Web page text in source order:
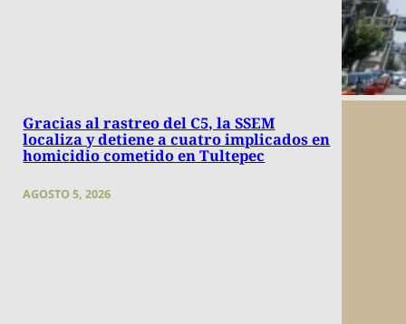
Gracias al rastreo del C5, la SSEM
localiza y detiene a cuatro implicados en
homicidio cometido en Tultepec
AGOSTO 5, 2026